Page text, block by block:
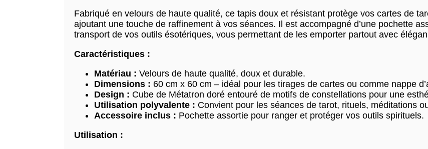
Fabriqué en velours de haute qualité, ce tapis doux et résistant protège vos cartes de
ajoutant une touche de raffinement à vos séances. Il est accompagné d’une pochette
transport de vos outils ésotériques, vous permettant de les emporter partout avec
Caractéristiques :
Matériau : Velours de haute qualité, doux et durable.
Dimensions : 60 cm x 60 cm – idéal pour les tirages de cartes ou comme nappe
Design : Cube de Métatron doré entouré de motifs de constellations pour une
Utilisation polyvalente : Convient pour les séances de tarot, rituels, méditations
Accessoire inclus : Pochette assortie pour ranger et protéger vos outils spirituels.
Utilisation :